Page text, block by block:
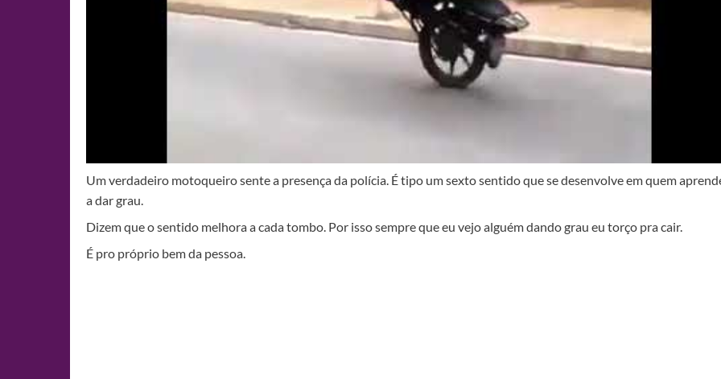
Um verdadeiro motoqueiro sente a presença da polícia. É tipo um sexto sentido que se desenvolve em quem
a dar grau.
Dizem que o sentido melhora a cada tombo. Por isso sempre que eu vejo alguém dando grau eu torço pra cair.
É pro próprio bem da pessoa.